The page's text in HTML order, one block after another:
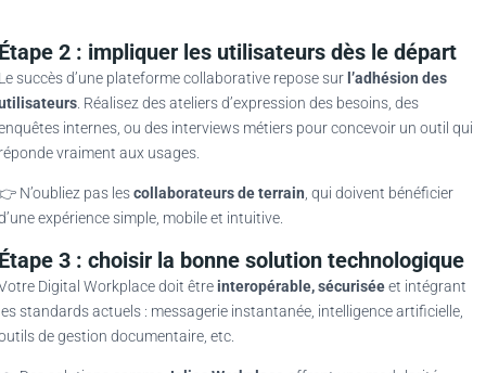
2 : impliquer les utilisateurs dès le départ
succès d’une plateforme collaborative repose surl’adhésion des
. Réalisez des ateliers d’expression des besoins, des
internes, ou des interviews métiers pour concevoir un outil qui
vraiment aux usages.
N’oubliez pas lescollaborateurs de terrain , qui doivent bénéficier
expérience simple, mobile et intuitive.
3 : choisir la bonne solution technologique
Digital Workplace doit êtreinteropérable, sécuriséeet intégrant
standards actuels : messagerie instantanée, intelligence artificielle,
de gestion documentaire, etc.